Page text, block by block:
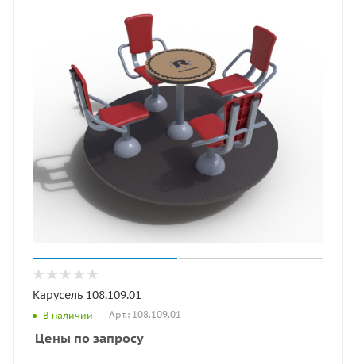
Карусель 108.109.01
В наличии Арт.: 108.109.01
Цены по запросу